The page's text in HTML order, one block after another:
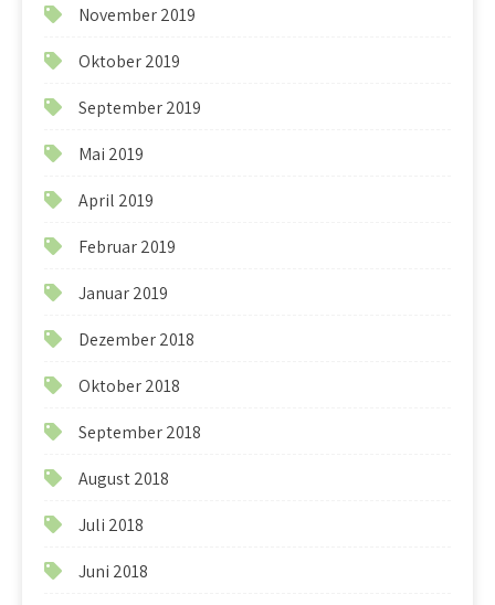
November 2019
Oktober 2019
September 2019
Mai 2019
April 2019
Februar 2019
Januar 2019
Dezember 2018
Oktober 2018
September 2018
August 2018
Juli 2018
Juni 2018